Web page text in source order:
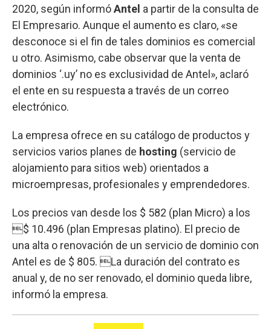
2020, según informóAntel a partir de la consulta de
El Empresario. Aunque el aumento es claro, «se
desconoce si el fin de tales dominios es comercial
u otro. Asimismo, cabe observar que la venta de
dominios ‘.uy’ no es exclusividad de Antel», aclaró
el ente en su respuesta a través de un correo
electrónico.
La empresa ofrece en su catálogo de productos y
servicios varios planes de hosting (servicio de
alojamiento para sitios web) orientados a
microempresas, profesionales y emprendedores.
Los precios van desde los $ 582 (plan Micro) a los
$ 10.496 (plan Empresas platino). El precio de
una alta o renovación de un servicio de dominio con
Antel es de $ 805. La duración del contrato es
anual y, de no ser renovado, el dominio queda libre,
informó la empresa.